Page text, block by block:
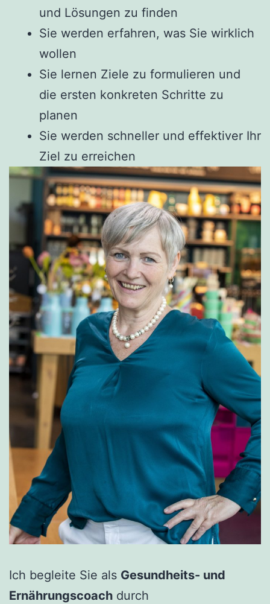
und Lösungen zu finden
Sie werden erfahren, was Sie wirklich
wollen
Sie lernen Ziele zu formulieren und
die ersten konkreten Schritte zu
planen
Sie werden schneller und effektiver Ihr
Ziel zu erreichen
Ich begleite Sie als Gesundheits- und
Ernährungscoach durch